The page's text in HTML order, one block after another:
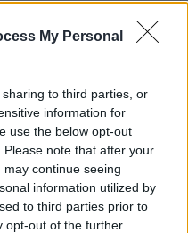
My Personal
to third parties, or
information for
use the below opt-out
note that after your
continue seeing
information utilized by
to third parties prior to
opt-out of the further
0 reacties